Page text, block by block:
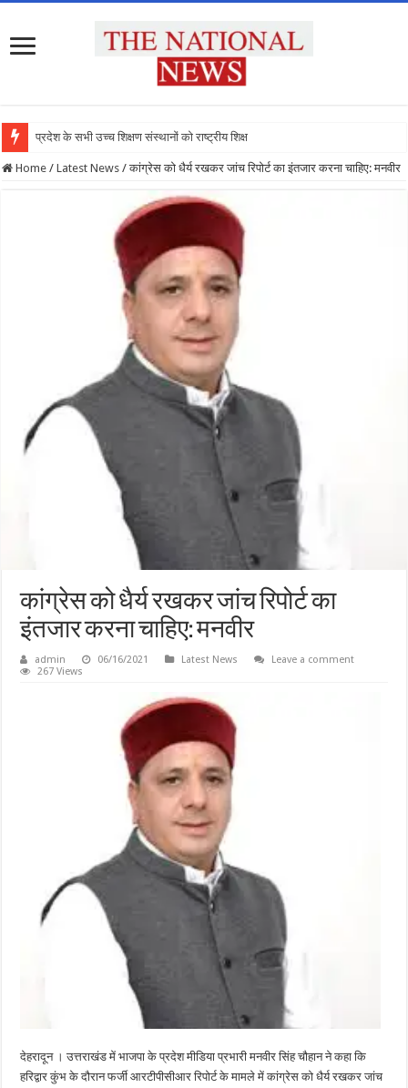
प्रदेश के सभी उच्च शिक्षण संस्थानों को राष्ट्रीय शिक्षा नीति
Home / Latest News / कांग्रेस को धैर्य रखकर जांच रिपोर्ट का इंतजार करना चाहिए: मनवीर
कांग्रेस को धैर्य रखकर जांच रिपोर्ट का
इंतजार करना चाहिए: मनवीर
admin 06/16/2021 Latest News
Leave a comment
267 Views
देहरादून । उत्तराखंड में भाजपा के प्रदेश मीडिया प्रभारी मनवीर सिंह चौहान ने कहा कि
हरिद्वार कुंभ के दौरान फर्जी आरटीपीसीआर रिपोर्ट के मामले में कांग्रेस को धैर्य रखकर जांच